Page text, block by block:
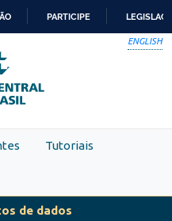
PARTICIPE
ENGLISH
Tutoriais
de dados